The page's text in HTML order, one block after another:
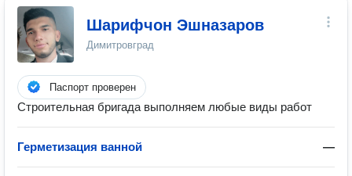
Шарифчон Эшназаров
Димитровград
Паспорт проверен
Строительная бригада выполняем любые виды работ
Герметизация ванной —